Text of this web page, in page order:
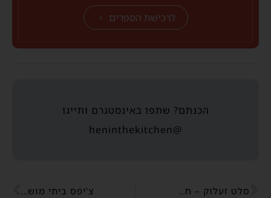
לרכישת הספרים
הכנתם? שתפו באינסטגרם ותייגו
@heninthekitchen
סלט זעלוק – חצילים ופלפלים קלויים צ'יפס ביתי מושלם